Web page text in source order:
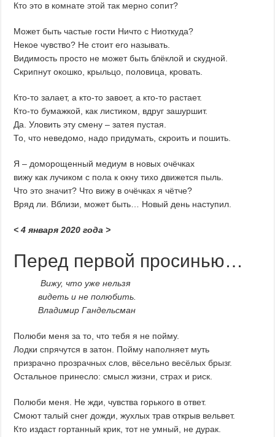
Кто это в комнате этой так мерно сопит?
Может быть частые гости Ничто с Ниоткуда?
Некое чувство? Не стоит его называть.
Видимость просто не может быть блёклой и скудной.
Скрипнут окошко, крыльцо, половица, кровать.
Кто-то залает, а кто-то завоет, а кто-то растает.
Кто-то бумажкой, как листиком, вдруг зашуршит.
Да. Уловить эту смену – затея пустая.
То, что неведомо, надо придумать, скроить и пошить.
Я – доморощенный медиум в новых очёчках
вижу как лучиком с пола к окну тихо движется пыль.
Что это значит? Что вижу в очёчках я чётче?
Вряд ли. Вблизи, может быть… Новый день наступил.
< 4 января 2020 года >
Перед первой просинью…
Вижу, что уже нельзя
видеть и не полюбить.
Владимир Гандельсман
Полюби меня за то, что тебя я не пойму.
Лодки спрячутся в затон. Пойму наполняет муть
призрачно прозрачных слов, вёсельно весёлых брызг.
Остальное принесло: смысл жизни, страх и риск.
Полюби меня. Не жди, чувства горького в ответ.
Смоют талый снег дожди, жухлых трав открыв вельвет.
Кто издаст гортанный крик, тот не умный, не дурак.